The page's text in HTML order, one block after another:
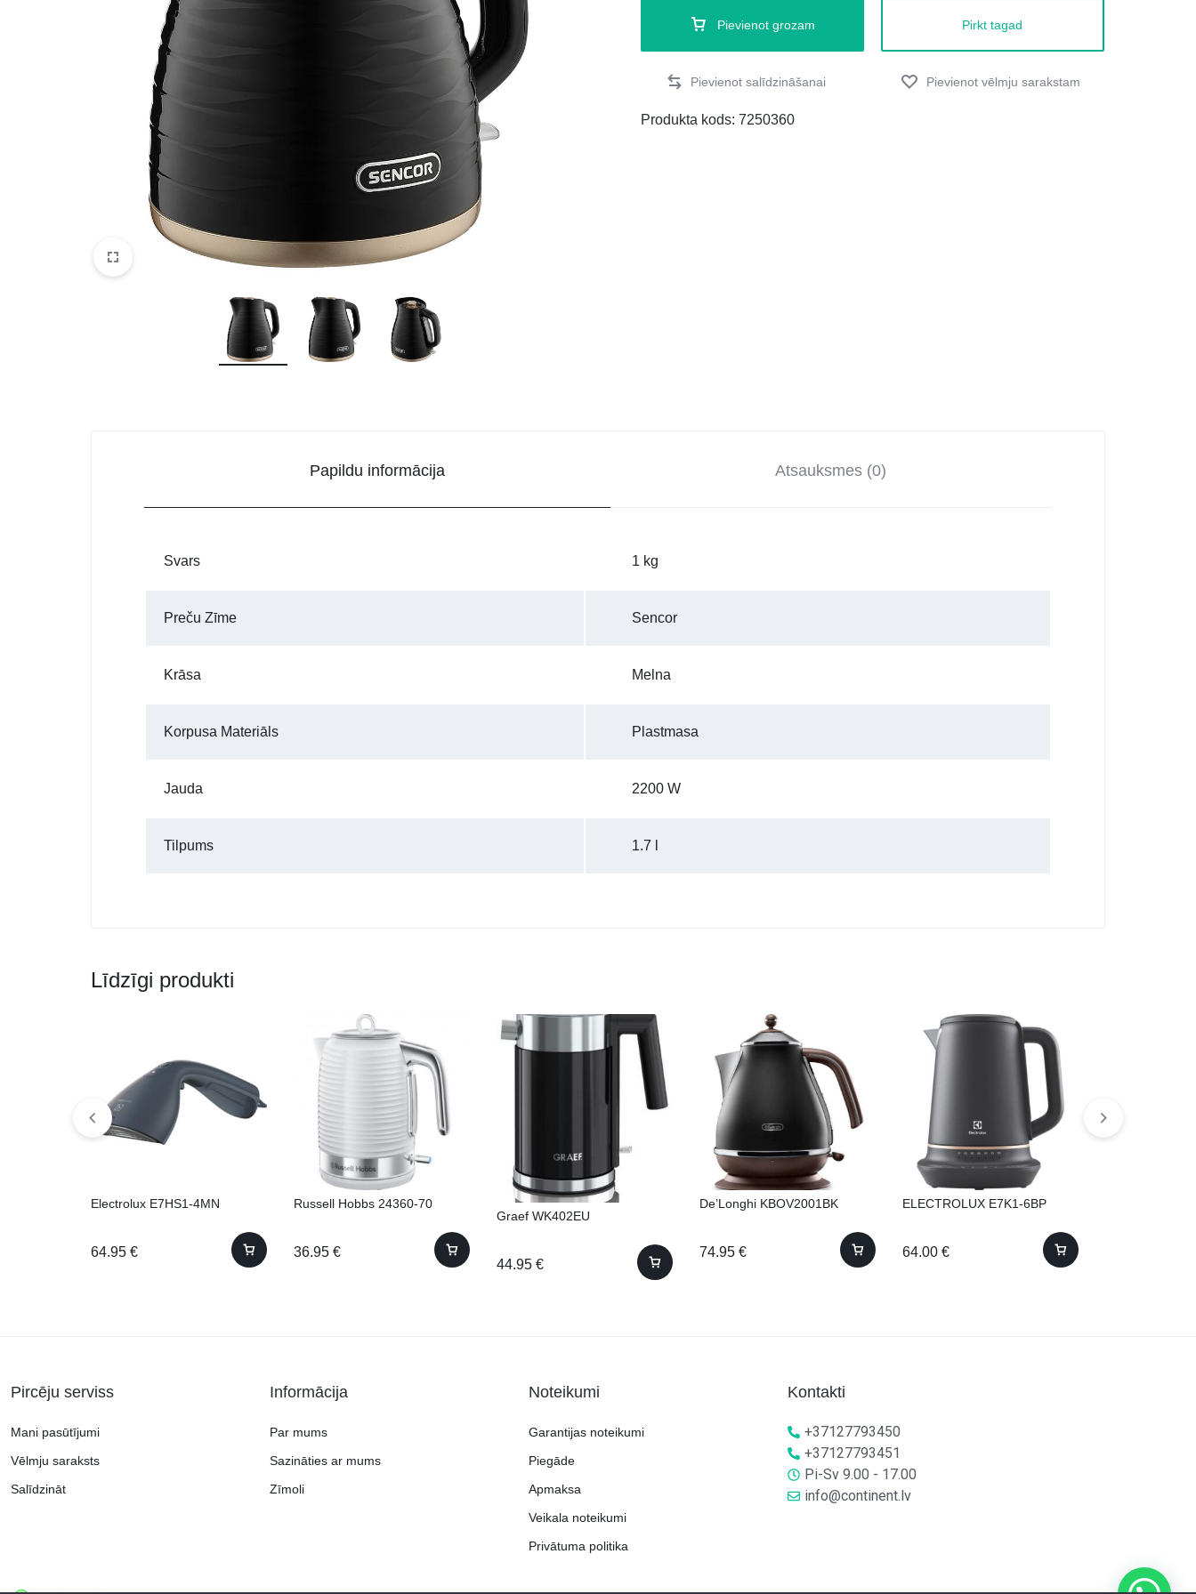
DATORTEHNIKA, PRECES
BIROJAM
KLIMATAM
SPORTAM UN ATPŪTAI
MĀJĀM UN DĀRZAM
SILTUMNĪCAS UN TO PIEDERUMI
CELTNIECĪBA
Pievienot grozam Pirkt tagad
Produkta kods:7250360
Papildu informācija Atsauksmes (0)
Svars 1 kg
Preču Zīme Sencor
Krāsa Melna
Korpusa Materiāls Plastmasa
Jauda 2200 W
Tilpums 1.7 l
Līdzīgi produkti
Electrolux E7HS1-4MN
64.95 €
Russell Hobbs 24360-70
36.95 €
Graef WK402EU
44.95 €
De’Longhi KBOV2001BK
74.95 €
ELECTROLUX E7K1-6BP
64.00 €
Pircēju serviss
Mani pasūtījumi
Vēlmju saraksts
Salīdzināt
Informācija
Par mums
Sazināties ar mums
Zīmoli
Noteikumi
Garantijas noteikumi
Piegāde
Apmaksa
Veikala noteikumi
Privātuma politika
Kontakti
+37127793450
+37127793451
Pi-Sv 9.00 - 17.00
info@continent.lv